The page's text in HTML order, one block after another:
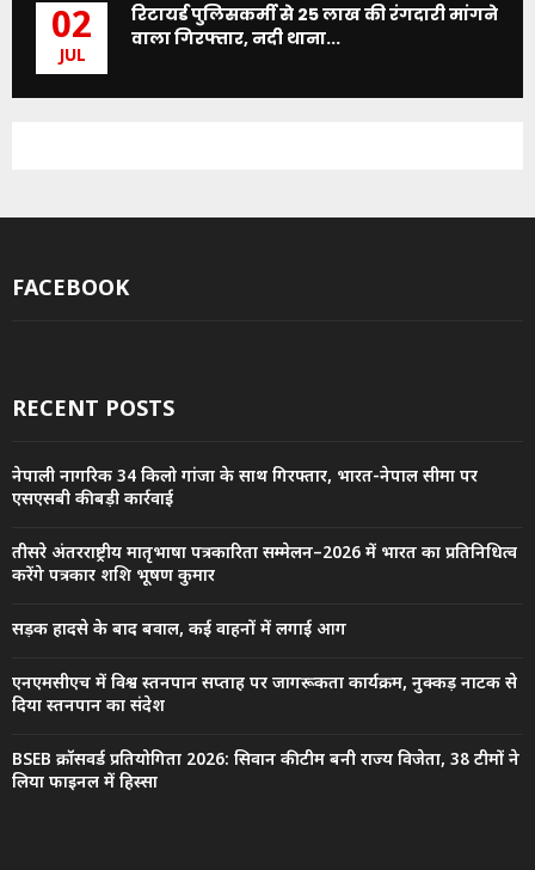
02
JUL
रिटायर्ड पुलिसकर्मी से 25 लाख की रंगदारी मांगने
वाला गिरफ्तार, नदी थाना...
FACEBOOK
RECENT POSTS
नेपाली नागरिक 34 किलो गांजा के साथ गिरफ्तार, भारत-नेपाल सीमा पर
एसएसबी की बड़ी कार्रवाई
तीसरे अंतरराष्ट्रीय मातृभाषा पत्रकारिता सम्मेलन–2026 में भारत का प्रतिनिधित्व
करेंगे पत्रकार शशि भूषण कुमार
सड़क हादसे के बाद बवाल, कई वाहनों में लगाई आग
एनएमसीएच में विश्व स्तनपान सप्ताह पर जागरूकता कार्यक्रम, नुक्कड़ नाटक से
दिया स्तनपान का संदेश
BSEB क्रॉसवर्ड प्रतियोगिता 2026: सिवान की टीम बनी राज्य विजेता, 38 टीमों ने
लिया फाइनल में हिस्सा